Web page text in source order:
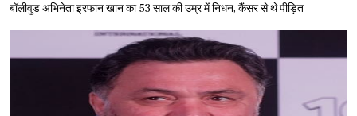
बॉलीवुड अभिनेता इरफान खान का 53 साल की उम्र में निधन, कैंसर से थे पीड़ित